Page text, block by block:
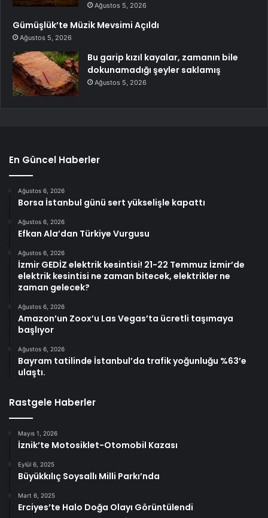
Ağustos 5, 2026
Gümüşlük’te Müzik Mevsimi Açıldı
Ağustos 5, 2026
Bu garip kızıl kayalar, zamanın bile
dokunamadığı şeyler saklamış
Ağustos 5, 2026
En Güncel Haberler
Ağustos 6, 2026
Borsa İstanbul günü sert yükselişle kapattı
Ağustos 6, 2026
Efkan Ala’dan Türkiye Vurgusu
Ağustos 6, 2026
İzmir GEDİZ elektrik kesintisi! 21-22 Temmuz İzmir’de
elektrik kesintisi ne zaman bitecek, elektrikler ne
zaman gelecek?
Ağustos 6, 2026
Amazon’un Zoox’u Las Vegas’ta ücretli taşımaya
başlıyor
Ağustos 6, 2026
Bayram tatilinde İstanbul’da trafik yoğunluğu %63’e
ulaştı.
Rastgele Haberler
Mayıs 1, 2026
İznik’te Motosiklet-Otomobil Kazası
Eylül 6, 2025
Büyükkılıç Soysallı Milli Parkı’nda
Mart 6, 2025
Erciyes’te Halo Doğa Olayı Görüntülendi